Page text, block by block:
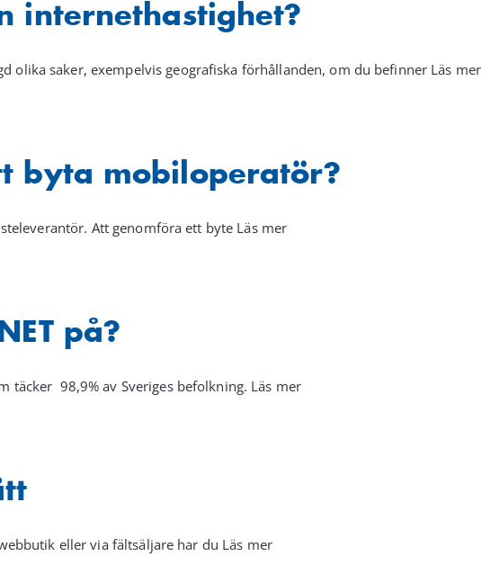
internethastighet?
olika saker, exempelvis geografiska förhållanden, om du befinner Läs mer
byta mobiloperatör?
Att genomföra ett byte Läs mer
på?
täcker 98,9% av Sveriges befolkning. Läs mer
eller via fältsäljare har du Läs mer